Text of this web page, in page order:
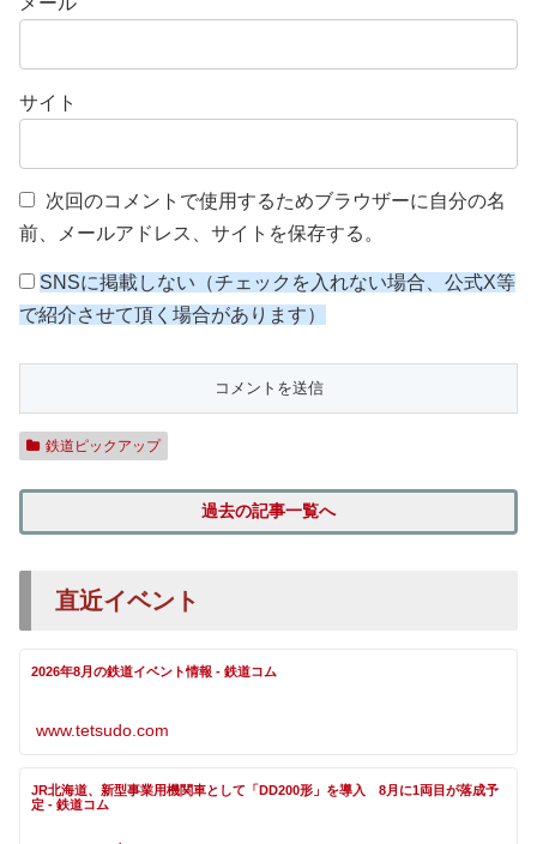
サイト
次回のコメントで使用するためブラウザーに自分の名
前、メールアドレス、サイトを保存する。
SNSに掲載しない（チェックを入れない場合、公式X等
で紹介させて頂く場合があります）
鉄道ピックアップ
過去の記事一覧へ
直近イベント
2026年8月の鉄道イベント情報 - 鉄道コム
www.tetsudo.com
JR北海道、新型事業用機関車として「DD200形」を導入 8月に1両目が落成予
定 - 鉄道コム